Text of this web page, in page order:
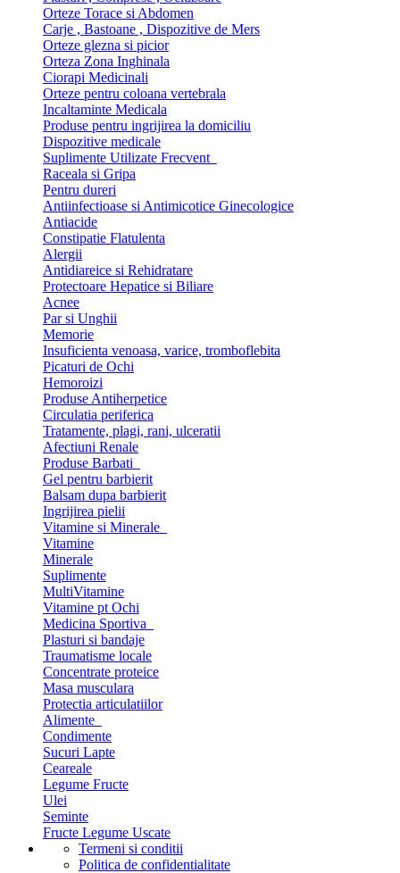
Orteze Torace si Abdomen
Carje , Bastoane , Dispozitive de Mers
Orteze glezna si picior
Orteza Zona Inghinala
Ciorapi Medicinali
Orteze pentru coloana vertebrala
Incaltaminte Medicala
Produse pentru ingrijirea la domiciliu
Dispozitive medicale
Suplimente Utilizate Frecvent
Raceala si Gripa
Pentru dureri
Antiinfectioase si Antimicotice Ginecologice
Antiacide
Constipatie Flatulenta
Alergii
Antidiareice si Rehidratare
Protectoare Hepatice si Biliare
Acnee
Par si Unghii
Memorie
Insuficienta venoasa, varice, tromboflebita
Picaturi de Ochi
Hemoroizi
Produse Antiherpetice
Circulatia periferica
Tratamente, plagi, rani, ulceratii
Afectiuni Renale
Produse Barbati
Gel pentru barbierit
Balsam dupa barbierit
Ingrijirea pielii
Vitamine si Minerale
Vitamine
Minerale
Suplimente
MultiVitamine
Vitamine pt Ochi
Medicina Sportiva
Plasturi si bandaje
Traumatisme locale
Concentrate proteice
Masa musculara
Protectia articulatiilor
Alimente
Condimente
Sucuri Lapte
Ceareale
Legume Fructe
Ulei
Seminte
Fructe Legume Uscate
Termeni si conditii
Politica de confidentialitate